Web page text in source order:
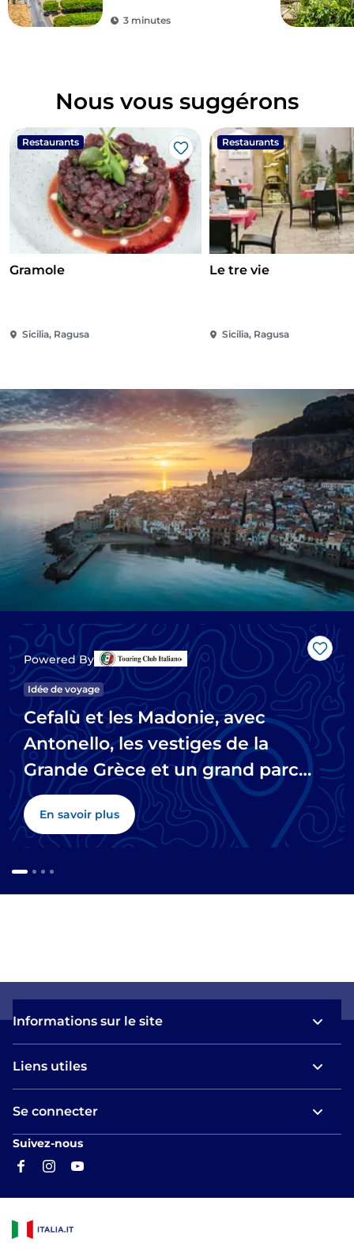
3 minutes
Nous vous suggérons
Restaurants
J’aime
Gramole
Sicilia, Ragusa
Restaurants
Le tre vie
Sicilia, Ragusa
Powered By
Idée de voyage
Cefalù et les Madonie, avec
Antonello, les vestiges de la
Grande Grèce et un grand parc
naturel
En savoir plus
Informations sur le site
Liens utiles
Se connecter
Suivez-nous